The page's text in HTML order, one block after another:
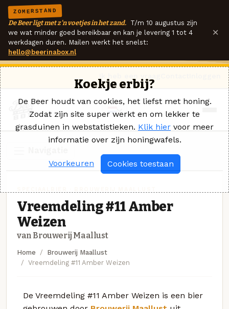
ZOMERSTAND
De Beer ligt met z'n voetjes in het zand. T/m 10 augustus zijn
we wat minder goed bereikbaar en kan je levering 1 tot 4
werkdagen duren. Mailen werkt het snelst:
hello@beerinabox.nl
×
Vreemdeling #11 Amber
Weizen
van Brouwerij Maallust
Home
Brouwerij Maallust
Vreemdeling #11 Amber Weizen
De Vreemdeling #11 Amber Weizen is een bier
Koekje erbij?
De Beer houdt van cookies, het liefst met honing.
Zodat zijn site super werkt en om lekker te
grasduinen in webstatistieken. Klik hier voor meer
informatie over zijn honingwafels.
Voorkeuren Cookies toestaan